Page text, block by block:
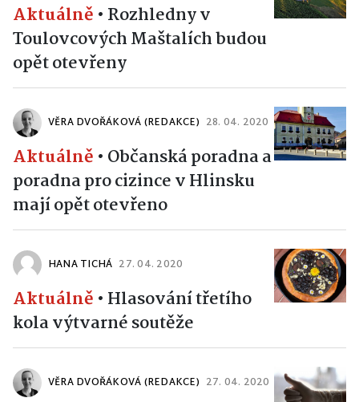
Aktuálně • Rozhledny v
Toulovcových Maštalích budou
opět otevřeny
VĚRA DVOŘÁKOVÁ (REDAKCE) 28. 04. 2020
Aktuálně • Občanská poradna a
poradna pro cizince v Hlinsku
mají opět otevřeno
HANA TICHÁ 27. 04. 2020
Aktuálně • Hlasování třetího
kola výtvarné soutěže
VĚRA DVOŘÁKOVÁ (REDAKCE) 27. 04. 2020